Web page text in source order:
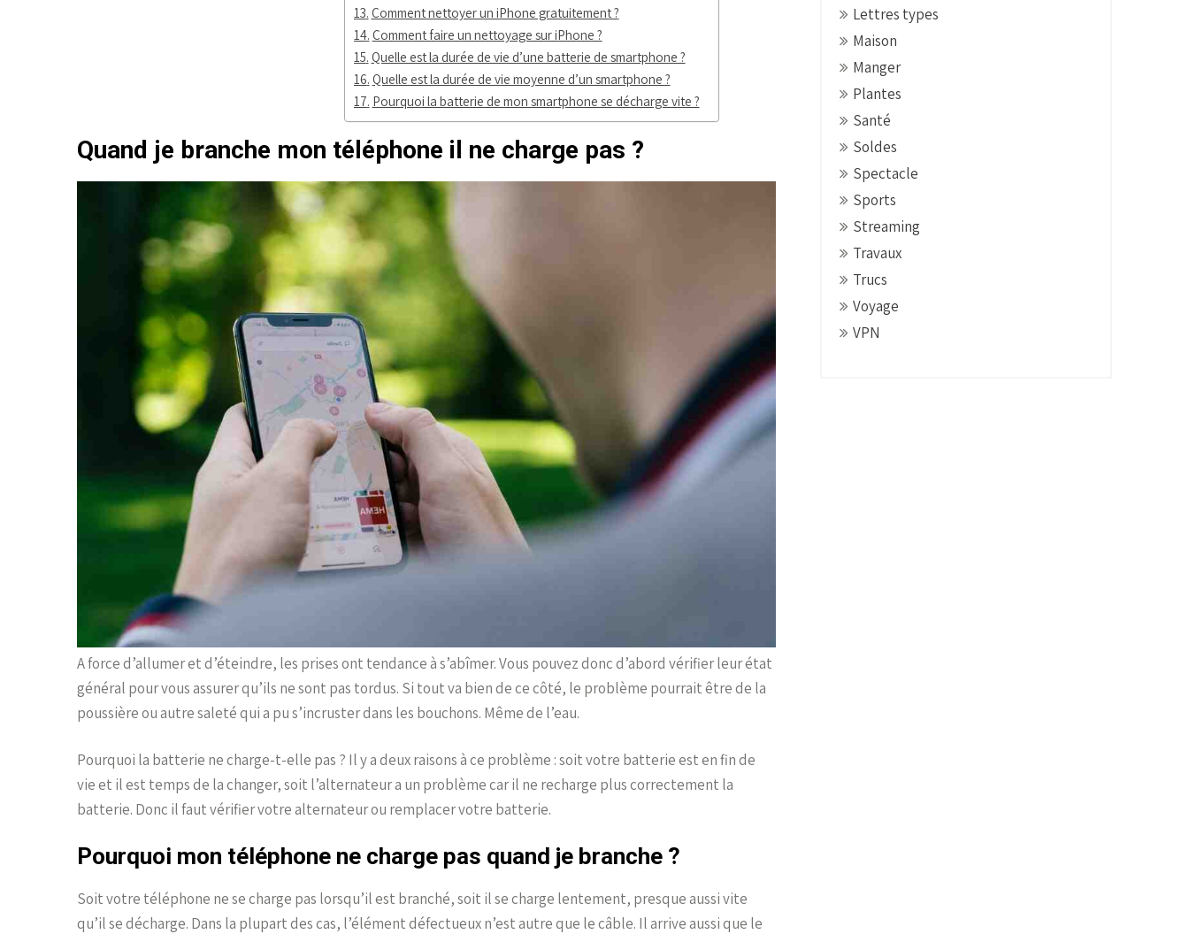
Comment nettoyer un iPhone gratuitement ?
Comment faire un nettoyage sur iPhone ?
Quelle est la durée de vie d’une batterie de smartphone ?
Quelle est la durée de vie moyenne d’un smartphone ?
Pourquoi la batterie de mon smartphone se décharge vite ?
Quand je branche mon téléphone il ne charge pas ?
A force d’allumer et d’éteindre, les prises ont tendance à s’abîmer. Vous pouvez donc d’abord vérifier leur état
général pour vous assurer qu’ils ne sont pas tordus. Si tout va bien de ce côté, le problème pourrait être de la
poussière ou autre saleté qui a pu s’incruster dans les bouchons. Même de l’eau.
Pourquoi la batterie ne charge-t-elle pas ? Il y a deux raisons à ce problème : soit votre batterie est en fin de
vie et il est temps de la changer, soit l’alternateur a un problème car il ne recharge plus correctement la
batterie. Donc il faut vérifier votre alternateur ou remplacer votre batterie.
Pourquoi mon téléphone ne charge pas quand je branche ?
Soit votre téléphone ne se charge pas lorsqu’il est branché, soit il se charge lentement, presque aussi vite
qu’il se décharge. Dans la plupart des cas, l’élément défectueux n’est autre que le câble. Il arrive aussi que le
Lettres types
Maison
Manger
Plantes
Santé
Soldes
Spectacle
Sports
Streaming
Travaux
Trucs
Voyage
VPN